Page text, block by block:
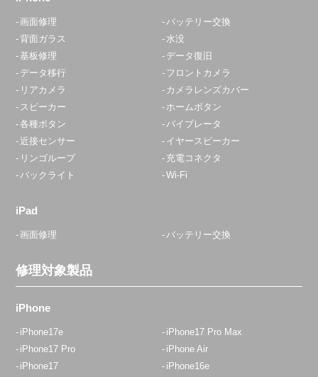
画面修理
バッテリー交換
背面ガラス
水没
基板修理
データ復旧
データ移行
フロントカメラ
リアカメラ
カメラレンズカバー
スピーカー
ホームボタン
各種ボタン
バイブレータ
近接センサー
イヤースピーカー
リンゴループ
充電コネクタ
バックライト
Wi-Fi
iPad
画面修理 バッテリー交換
修理対象製品
iPhone
iPhone17e
iPhone17 Pro Max
iPhone17 Pro
iPhone Air
iPhone17
iPhone16e